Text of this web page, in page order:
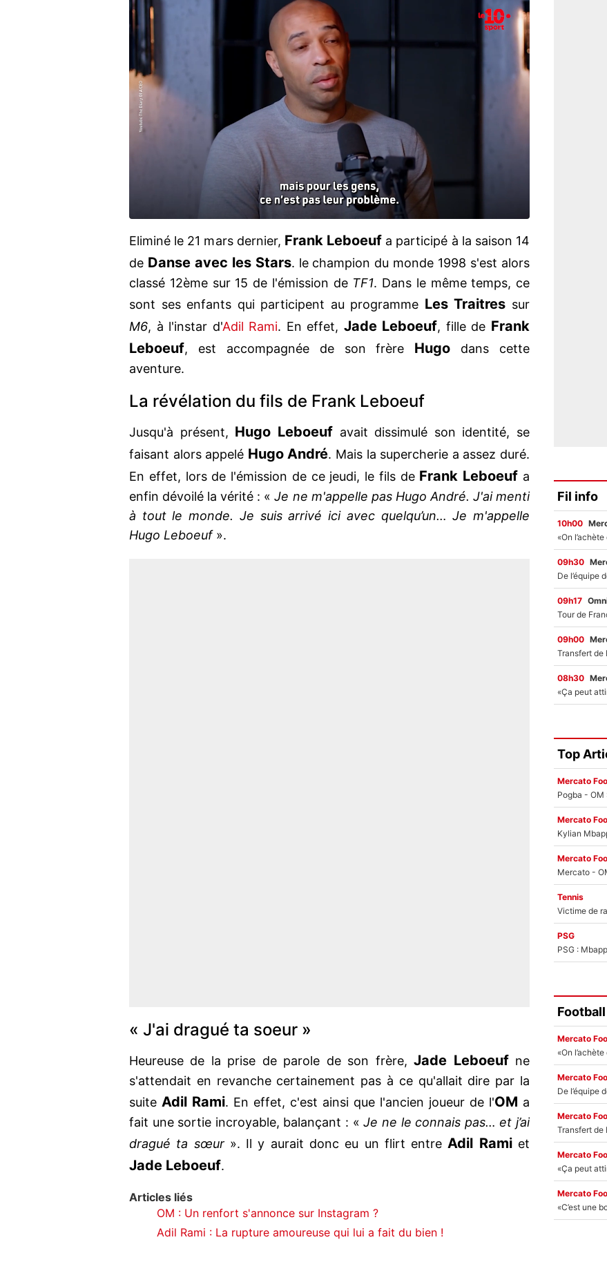
Eliminé le 21 mars dernier, Frank Leboeuf a participé à la saison 14
de Danse avec les Stars. le champion du monde 1998 s'est alors
classé 12ème sur 15 de l'émission de TF1. Dans le même temps, ce
sont ses enfants qui participent au programme Les Traitres sur
M6, à l'instar d'Adil Rami. En effet, Jade Leboeuf, fille de Frank
Leboeuf, est accompagnée de son frère Hugo
dans cette
aventure.
La révélation du fils de Frank Leboeuf
Jusqu'à présent, Hugo Leboeufavait dissimulé son identité, se
faisant alors appelé Hugo André. Mais la supercherie a assez duré.
En effet, lors de l'émission de ce jeudi, le fils de Frank Leboeuf a
enfin dévoilé la vérité : «Je ne m'appelle pas Hugo André. J'ai menti
à tout le monde. Je suis arrivé ici avec quelqu’un… Je m'appelle
Hugo Leboeuf».
« J'ai dragué ta soeur »
Heureuse de la prise de parole de son frère,Jade Leboeufne
s'attendait en revanche certainement pas à ce qu'allait dire par la
suite Adil Rami. En effet, c'est ainsi que l'ancien joueur de l'OM a
fait une sortie incroyable, balançant : «Je ne le connais pas… et j’ai
dragué ta sœur». Il y aurait donc eu un flirt entre Adil Ramiet
Jade Leboeuf.
Articles liés
OM : Un renfort s'annonce sur Instagram ?
Adil Rami : La rupture amoureuse qui lui a fait du bien !
Fil info
10h00
09h30
09h17
09h00
08h30
Top
Mercato
Pogba - OM
Mercato
Kylian
Mercato
Tennis
PSG
PSG :
Football
Mercato
Mercato
Mercato
Mercato
Mercato